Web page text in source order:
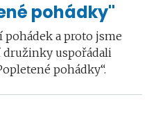
pohádky"
a proto jsme
družinky uspořádali
pohádky“.